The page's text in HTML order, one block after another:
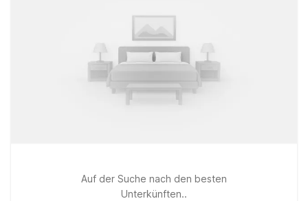
Auf der Suche nach den besten
Unterkünften..